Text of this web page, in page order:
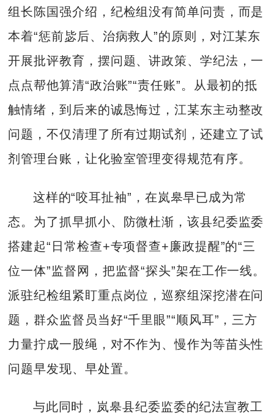
组长陈国强介绍，纪检组没有简单问责，而是
本着“惩前毖后、治病救人”的原则，对江某东
开展批评教育，摆问题、讲政策、学纪法，一
点点帮他算清“政治账”“责任账”。从最初的抵
触情绪，到后来的诚恳悔过，江某东主动整改
问题，不仅清理了所有过期试剂，还建立了试
剂管理台账，让化验室管理变得规范有序。
这样的“咬耳扯袖”，在岚皋早已成为常
态。为了抓早抓小、防微杜渐，该县纪委监委
搭建起“日常检查+专项督查+廉政提醒”的“三
位一体”监督网，把监督“探头”架在工作一线。
派驻纪检组紧盯重点岗位，巡察组深挖潜在问
题，群众监督员当好“千里眼”“顺风耳”，三方
力量拧成一股绳，对不作为、慢作为等苗头性
问题早发现、早处置。
与此同时，岚皋县纪委监委的纪法宣教工